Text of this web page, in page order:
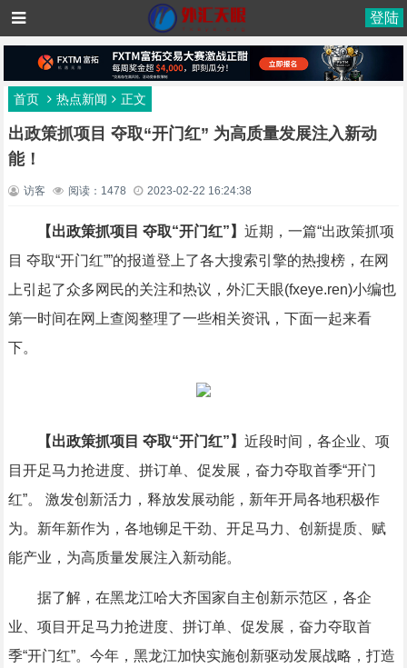
登陆
首页 热点新闻 正文
出政策抓项目 夺取“开门红” 为高质量发展注入新动
能！
访客 阅读：1478 2023-02-22 16:24:38
【出政策抓项目 夺取“开门红”】 近期，一篇“出政策抓项
目 夺取“开门红””的报道登上了各大搜索引擎的热搜榜，在网
上引起了众多网民的关注和热议，外汇天眼(fxeye.ren)小编也
第一时间在网上查阅整理了一些相关资讯，下面一起来看
下。
【出政策抓项目 夺取“开门红”】 近段时间，各企业、项
目开足马力抢进度、拼订单、促发展，奋力夺取首季“开门
红”。 激发创新活力，释放发展动能，新年开局各地积极作
为。新年新作为，各地铆足干劲、开足马力、创新提质、赋
能产业，为高质量发展注入新动能。
据了解，在黑龙江哈大齐国家自主创新示范区，各企
业、项目开足马力抢进度、拼订单、促发展，奋力夺取首
季“开门红”。今年，黑龙江加快实施创新驱动发展战略，打造